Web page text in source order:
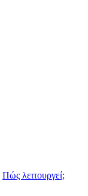
Πώς λειτουργεί;